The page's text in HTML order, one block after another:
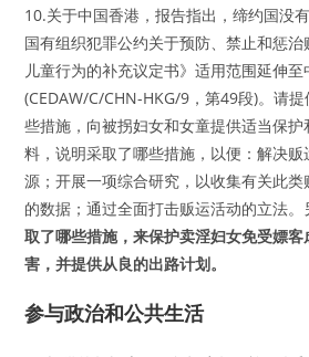
10.关于中国香港，报告指出，缔约国没
国有组织犯罪公约关于预防、禁止和惩
儿童行为的补充议定书》适用范围延伸至
(CEDAW/C/CHN-HKG/9，第49段)。请
些措施，向被拐妇女和女童提供适当保
料，说明采取了哪些措施，以便：解决
源；开展一项综合研究，以收集有关此
的数据；通过全面打击贩运活动的立法
取了哪些措施，来保护卖淫妇女免受嫖
害，并提供从良的出路计划。
参与政治和公共生活